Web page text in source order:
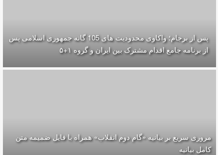
پس از برجام؛ واکاوی محدودیت های 105 گانه جمهوری اسلامی پس
از برنامه جامع اقدام مشترک بین ایران و گروه ۱+۵
مروری سریع بر بیانیه «گام دوم انقلاب» همراه با فایل ضمیمه متن
کامل بیانیه